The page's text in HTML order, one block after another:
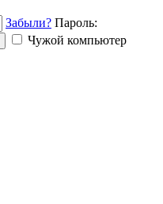
Забыли? Пароль:
Чужой компьютер